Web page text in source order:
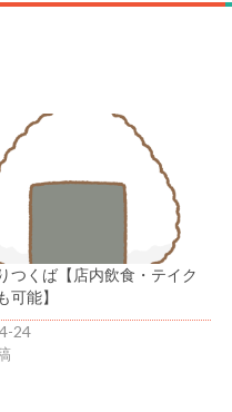
つくば【店内飲食・テイク
可能】
24